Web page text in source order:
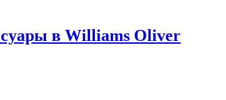
в Williams Oliver